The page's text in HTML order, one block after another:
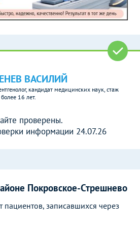
ВАСИЛИЙ
кандидат медицинских наук, стаж
16 лет.
проверены.
информации 24.07.26
Покровское-Стрешнево
записавшихся через